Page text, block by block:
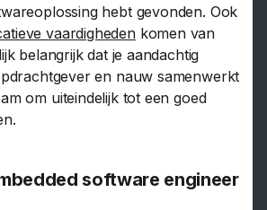
hebt gevonden. Ook
vaardighedenkomen van
belangrijk dat je aandachtig
en nauw samenwerkt
om uiteindelijk tot een goed
software engineer